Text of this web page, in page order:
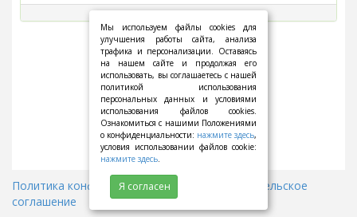
Политика конфиденциальности
Пользовательское
соглашение
Мы используем файлы cookies для
улучшения работы сайта, анализа
трафика и персонализации. Оставаясь
на нашем сайте и продолжая его
использовать, вы соглашаетесь с нашей
политикой использования
персональных данных и условиями
использования файлов cookies.
Ознакомиться с нашими Положениями
о конфиденциальности: нажмите здесь,
условия использовании файлов cookie:
нажмите здесь.
Я согласен